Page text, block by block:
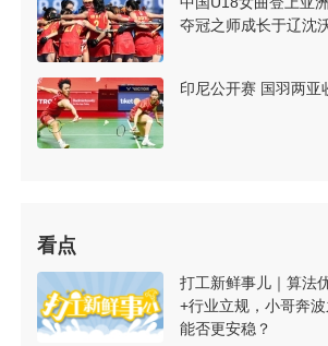
夺冠之师成长于辽沈
印尼公开赛 国羽两亚
看点
打工新鲜事儿｜算法
+行业立规，小哥奔
能否更安稳？